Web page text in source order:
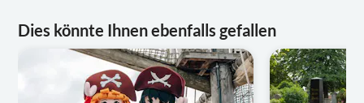
Dies könnte Ihnen ebenfalls gefallen